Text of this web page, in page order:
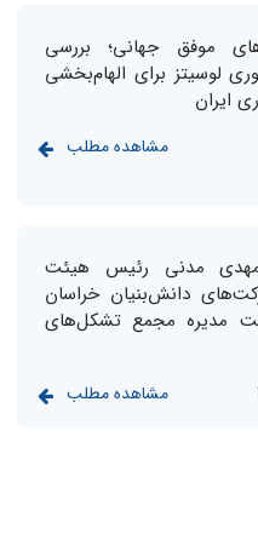
موفق جهانی؛ بررسی
لوسیتز برای الهام‌بخشی
ایران
مشاهده مطلب
مدنی رئیس هیئت
دانش‌بنیان خراسان
مدیره مجمع تشکل‌های
مشاهده مطلب